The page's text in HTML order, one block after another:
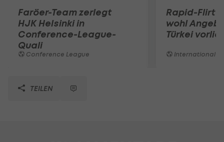
Faröer-Team zerlegt
HJK Helsinki in
Conference-League-
Quali
Conference League
Rapid-Flirt
wohl
Türkei
International
TEILEN